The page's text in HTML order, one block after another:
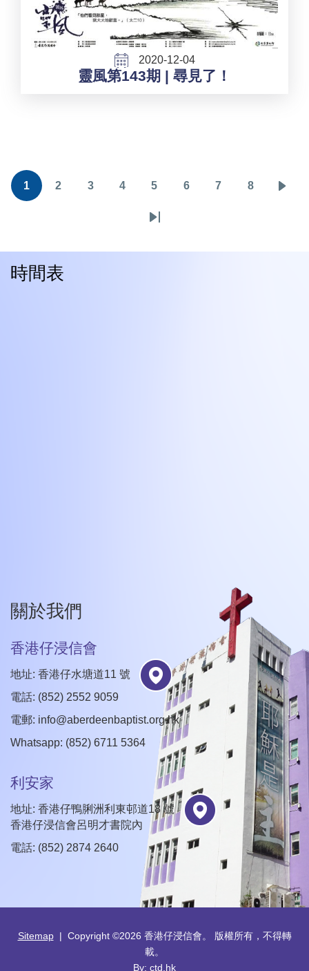
2020-12-04
靈風第143期 | 尋見了！
Pagination
目
1
頁
2
頁
3
頁
4
頁
面
5
頁
6
頁
7
頁
8
Last
時間表
關於我們
香港仔浸信會
地址: 香港仔水塘道11 號
電話: (852) 2552 9059
電郵: info@aberdeenbaptist.org.hk
Whatsapp: (852) 6711 5364
利安家
地址: 香港仔鴨脷洲利東邨道18 號
香港仔浸信會呂明才書院內
電話: (852) 2874 2640
Sitemap| Copyright ©2026 香港仔浸信會。 版權所有，不得轉
載。
By: ctd.hk